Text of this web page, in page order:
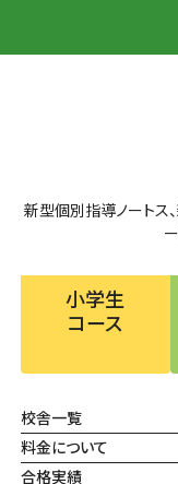
新型個別指導ノートス
小学生
コース
校舎一覧
料金について
合格実績